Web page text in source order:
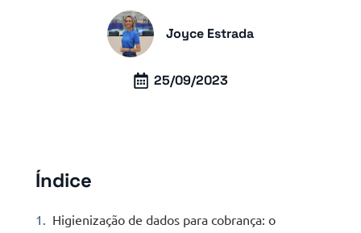
Joyce Estrada
25/09/2023
Índice
Higienização de dados para cobrança: o